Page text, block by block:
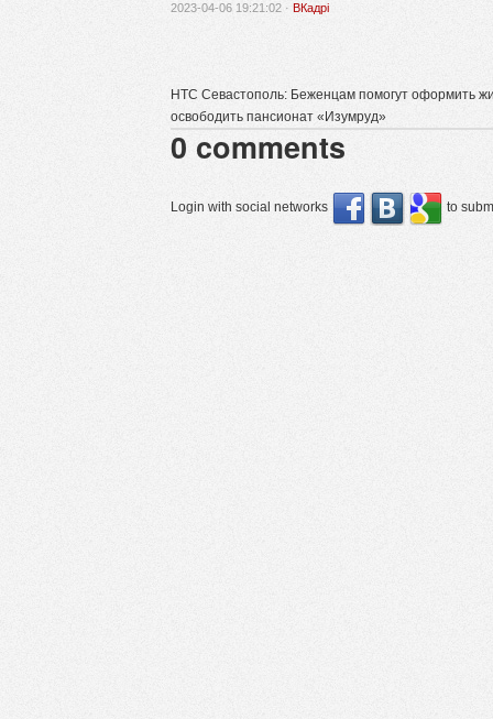
2023-04-06 19:21:02 · ВКадрі
НТС Севастополь: Беженцам помогут оформить
освободить пансионат «Изумруд»
0 comments
Login with social networks to